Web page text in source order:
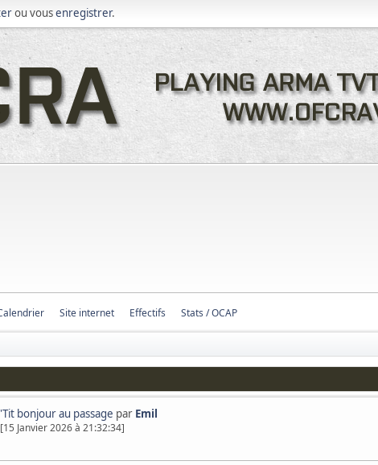
ou vousenregistrer.
Site internet Effectifs Stats / OCAP
'Tit bonjour au passage par Emil
[15 Janvier 2026 à 21:32:34]